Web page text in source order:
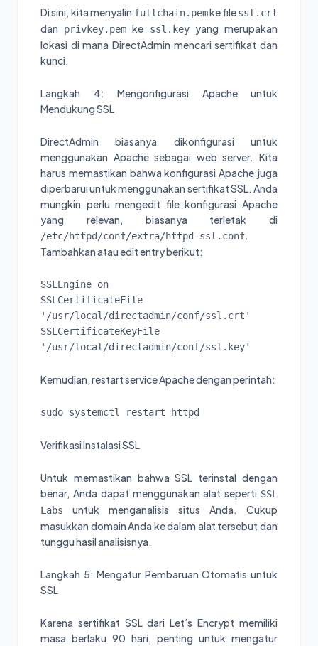
Di sini, kita menyalin fullchain.pemke filessl.crt
dan privkey.pem ke ssl.keyyang merupakan
lokasi di mana DirectAdmin mencari sertifikat dan
kunci.
Langkah 4: Mengonfigurasi Apache untuk
Mendukung SSL
DirectAdmin biasanya dikonfigurasi untuk
menggunakan Apache sebagai web server. Kita
harus memastikan bahwa konfigurasi Apache juga
diperbarui untuk menggunakan sertifikat SSL. Anda
mungkin perlu mengedit file konfigurasi Apache
yang relevan, biasanya terletak di
/etc/httpd/conf/extra/httpd-ssl.conf.
Tambahkan atau edit entry berikut:
SSLEngine on
SSLCertificateFile
'/usr/local/directadmin/conf/ssl.crt'
SSLCertificateKeyFile
'/usr/local/directadmin/conf/ssl.key'
Kemudian, restart service Apache dengan perintah:
sudo systemctl restart httpd
Verifikasi Instalasi SSL
Untuk memastikan bahwa SSL terinstal dengan
benar, Anda dapat menggunakan alat seperti SSL
Labs
untuk menganalisis situs Anda. Cukup
masukkan domain Anda ke dalam alat tersebut dan
tunggu hasil analisisnya.
Langkah 5: Mengatur Pembaruan Otomatis untuk
SSL
Karena sertifikat SSL dari Let’s Encrypt memiliki
masa berlaku 90 hari, penting untuk mengatur